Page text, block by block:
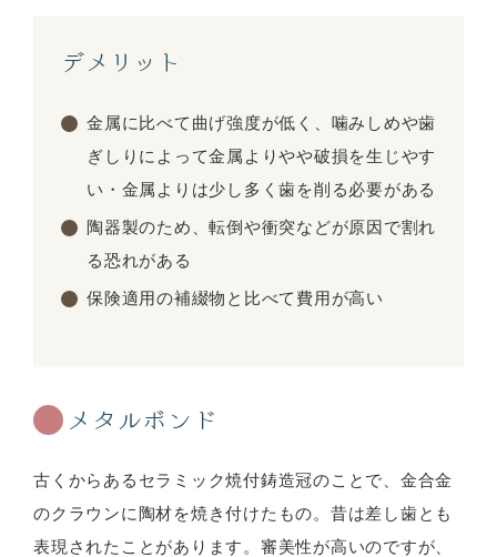
デメリット
金属に比べて曲げ強度が低く、噛みしめや歯
ぎしりによって金属よりやや破損を生じやす
い・金属よりは少し多く歯を削る必要がある
陶器製のため、転倒や衝突などが原因で割れ
る恐れがある
保険適用の補綴物と比べて費用が高い
メタルボンド
古くからあるセラミック焼付鋳造冠のことで、金合金
のクラウンに陶材を焼き付けたもの。昔は差し歯とも
表現されたことがあります。審美性が高いのですが、